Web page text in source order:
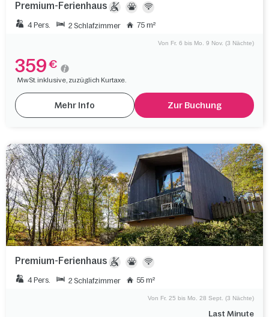
Premium-Ferienhaus
4 Pers. 2 Schlafzimmer 75 m²
Von Fr. 6 bis Mo. 9 Nov. (3 Nächte)
359 €
MwSt. inklusive, zuzüglich Kurtaxe.
Mehr Info Zur Buchung
Premium-Ferienhaus
4 Pers. 2 Schlafzimmer 55 m²
Last Minute
Von Fr. 25 bis Mo. 28 Sept. (3 Nächte)